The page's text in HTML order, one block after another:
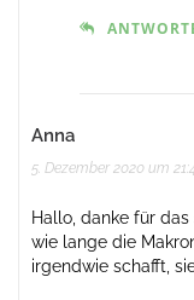
Anna
5. Dezember 2020 um
Hallo, danke für
wie lange die
irgendwie schafft,